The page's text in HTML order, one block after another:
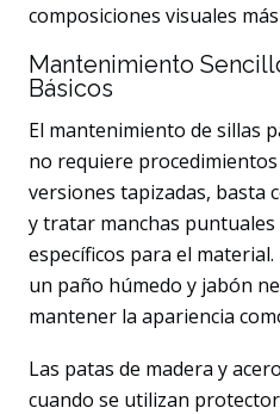
composiciones visuales
Mantenimiento
Básicos
El mantenimiento de sillas
no requiere procedimientos
versiones tapizadas, basta
y tratar manchas
específicos para el material.
un paño húmedo y jabón
mantener la apariencia
Las patas de madera y
cuando se utilizan